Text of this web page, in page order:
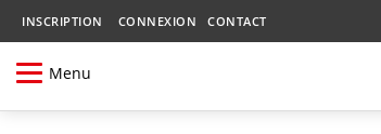
INSCRIPTION CONNEXION CONTACT
Menu